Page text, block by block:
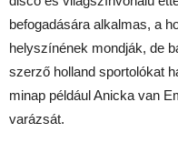
befogadására alkalmas, a
helyszínének mondják, de
szerző holland sportolókat
minap például Anicka van
varázsát.